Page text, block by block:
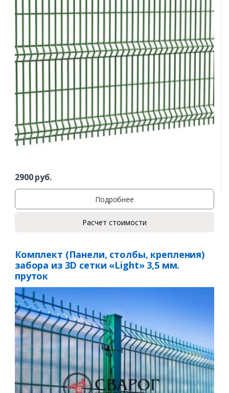
2900руб.
Подробнее
Расчет стоимости
Комплект (Панели, столбы, крепления)
забора из 3D сетки «Light» 3,5 мм.
пруток